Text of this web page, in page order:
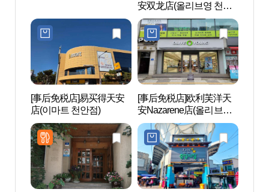
安双龙店(올리브영 천안
쌍용점)
[事后免税店]易买得天安
店(이마트 천안점)
[事后免税店]欧利芙洋天
安Nazarene店(올리브영
천안나사렛점)